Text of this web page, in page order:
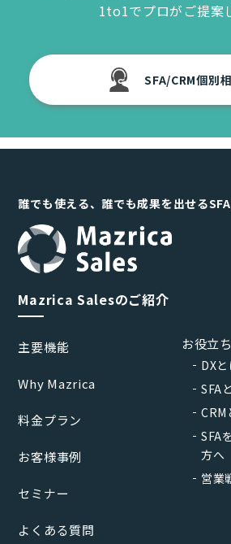
1to1でプロがご提案
SFA/CRM個別
誰でも使える、誰でも成果を出せる
Mazrica Salesのご紹介
主要機能
Why Mazrica
料金プラン
お客様事例
セミナー
よくある質問
お役立
DX
SFA
CRM
SFA
方へ
営業